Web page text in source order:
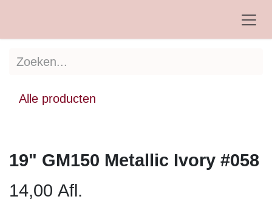
Alle producten
19" GM150 Metallic Ivory #058
14,00 Afl.